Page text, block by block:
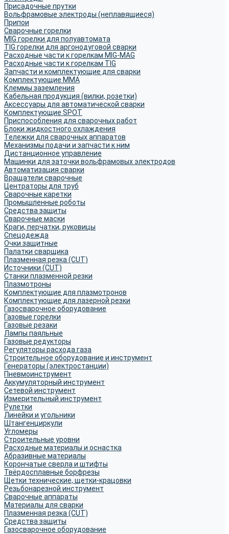
Присадочные прутки
Вольфрамовые электроды (неплавящиеся)
Припои
Сварочные горелки
MIG горелки для полуавтомата
TIG горелки для аргонодуговой сварки
Расходные части к горелкам MIG-MAG
Расходные части к горелкам TIG
Запчасти и комплектующие для сварки
Комплектующие ММА
Клеммы заземления
Кабельная продукция (вилки, розетки)
Аксессуары для автоматической сварки
Комплектующие SPOT
Приспособления для сварочных работ
Блоки жидкостного охлаждения
Тележки для сварочных аппаратов
Механизмы подачи и запчасти к ним
Дистанционное управление
Машинки для заточки вольфрамовых электродов
Автоматизация сварки
Вращатели сварочные
Центраторы для труб
Сварочные каретки
Промышленные роботы
Средства защиты
Сварочные маски
Краги, перчатки, руковицы
Спецодежда
Очки защитные
Палатки сварщика
Плазменная резка (CUT)
Источники (CUT)
Станки плазменной резки
Плазмотроны
Комплектующие для плазмотронов
Комплектующие для лазерной резки
Газосварочное оборудование
Газовые горелки
Газовые резаки
Лампы паяльные
Газовые редукторы
Регуляторы расхода газа
Строительное оборудование и инструмент
Генераторы (электростанции)
Пневмоинструмент
Аккумуляторный инструмент
Сетевой инструмент
Измерительный инструмент
Рулетки
Линейки и угольники
Штангенциркули
Угломеры
Строительные уровни
Расходные материалы и оснастка
Абразивные материалы
Корончатые сверла и штифты
Твёрдосплавные борфрезы
Щетки технические, щетки-крацовки
Резьбонарезной инструмент
Сварочные аппараты
Материалы для сварки
Плазменная резка (CUT)
Средства защиты
Газосварочное оборудование